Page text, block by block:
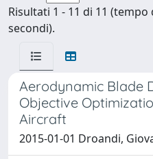
Risultati 1 - 11 di 11 (tempo
secondi).
Aerodynamic Blade
Objective
Aircraft
2015-01-01 Droandi,